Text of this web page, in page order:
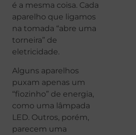
é a mesma coisa. Cada
aparelho que ligamos
na tomada “abre uma
torneira” de
eletricidade.
Alguns aparelhos
puxam apenas um
“fiozinho” de energia,
como uma lâmpada
LED. Outros, porém,
parecem uma